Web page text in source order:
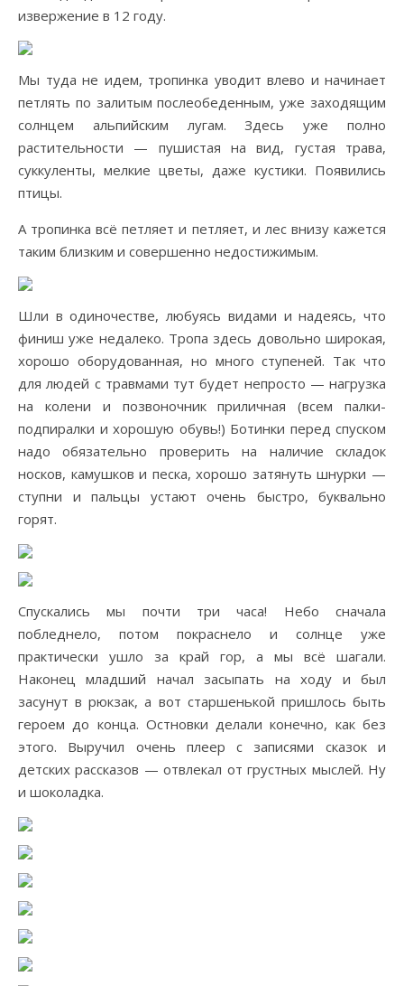
извержение в 12 году.
Мы туда не идем, тропинка уводит влево и начинает
петлять по залитым послеобеденным, уже заходящим
солнцем альпийским лугам. Здесь уже полно
растительности — пушистая на вид, густая трава,
суккуленты, мелкие цветы, даже кустики. Появились
птицы.
А тропинка всё петляет и петляет, и лес внизу кажется
таким близким и совершенно недостижимым.
Шли в одиночестве, любуясь видами и надеясь, что
финиш уже недалеко. Тропа здесь довольно широкая,
хорошо оборудованная, но много ступеней. Так что
для людей с травмами тут будет непросто — нагрузка
на колени и позвоночник приличная (всем палки-
подпиралки и хорошую обувь!) Ботинки перед спуском
надо обязательно проверить на наличие складок
носков, камушков и песка, хорошо затянуть шнурки —
ступни и пальцы устают очень быстро, буквально
горят.
Спускались мы почти три часа! Небо сначала
побледнело, потом покраснело и солнце уже
практически ушло за край гор, а мы всё шагали.
Наконец младший начал засыпать на ходу и был
засунут в рюкзак, а вот старшенькой пришлось быть
героем до конца. Остновки делали конечно, как без
этого. Выручил очень плеер с записями сказок и
детских рассказов — отвлекал от грустных мыслей. Ну
и шоколадка.